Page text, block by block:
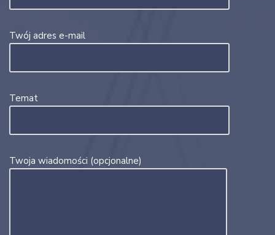
Twój adres e-mail
Temat
Twoja wiadomości (opcjonalne)